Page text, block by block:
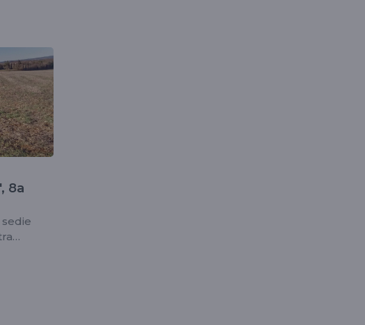
8a